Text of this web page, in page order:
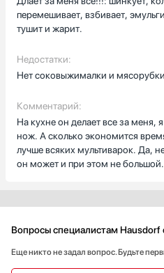
перемешивает, взбивает,
тушит и жарит.
Недостатки:
Нет соковыжималки и
Комментарий:
На кухне он делает все за меня,
нож. А сколько экономится
лучше всяких мультиварок. Да,
он может и при этом не
Вопросы специалистам Hausdorf
Еще никто не задал вопрос. Будьте